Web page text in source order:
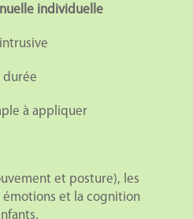
individuelle
durée
à appliquer
et posture), les
et la cognition